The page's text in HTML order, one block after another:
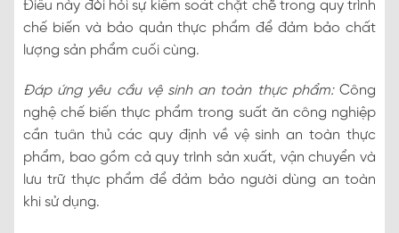
Điều này đòi hỏi sự kiểm soát chặt chẽ trong quy trình
chế biến và bảo quản thực phẩm để đảm bảo chất
lượng sản phẩm cuối cùng.
Đáp ứng yêu cầu vệ sinh an toàn thực phẩm:Công
nghệ chế biến thực phẩm trong suất ăn công nghiệp
cần tuân thủ các quy định về vệ sinh an toàn thực
phẩm, bao gồm cả quy trình sản xuất, vận chuyển và
lưu trữ thực phẩm để đảm bảo người dùng an toàn
khi sử dụng.